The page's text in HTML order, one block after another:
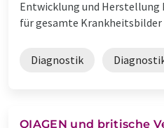
Entwicklung und Herstellung
für gesamte Krankheitsbilder
Diagnostik
QIAGEN und britische